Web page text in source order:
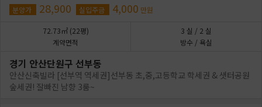
분양가 28,900 실입주금 4,000 만원
72.73㎡ (22평)
계약면적
3 실 / 2 실
방수 / 욕실
경기 안산단원구 선부동
안산신축빌라 [선부역 역세권]선부동 초,중,고등학교 학세권 & 샛터공원
숲세권! 잘빠진 남향 3룸~